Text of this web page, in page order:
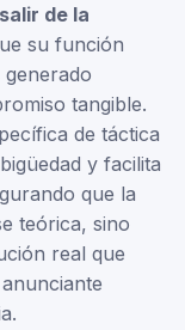
de la
su función
tangible.
de táctica
y facilita
que la
teórica, sino
real que